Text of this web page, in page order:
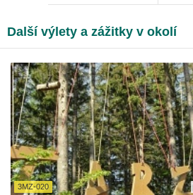
Další výlety a zážitky v okolí
3MZ-020